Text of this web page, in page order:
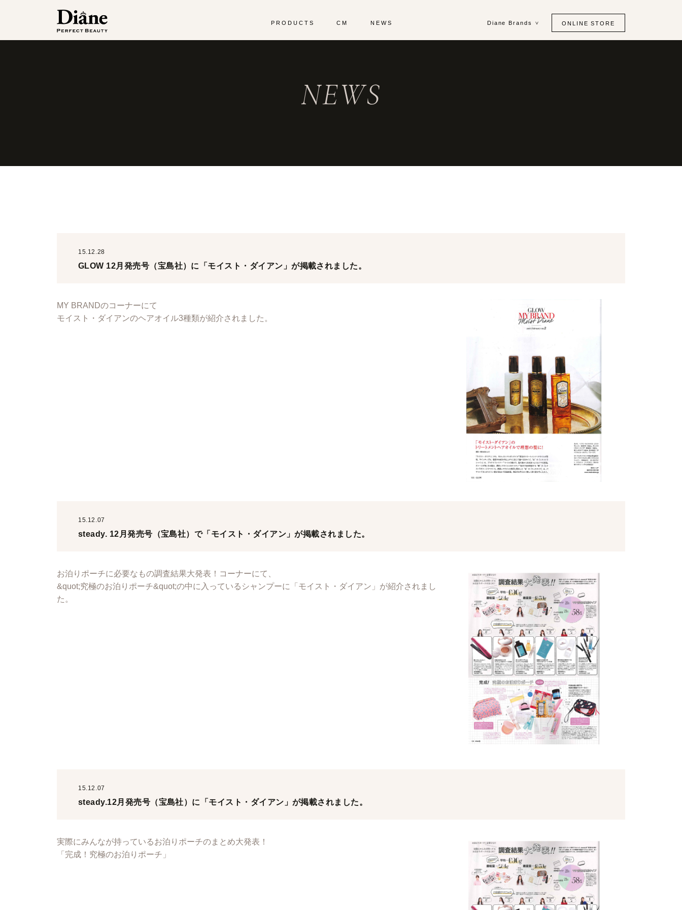
PRODUCTS CM NEWS Diane Brands ONLINE STORE
NEWS
15.12.28
GLOW 12月発売号（宝島社）に「モイスト・ダイアン」が掲載されました。
MY BRANDのコーナーにて
モイスト・ダイアンのヘアオイル3種類が紹介されました。
15.12.07
steady. 12月発売号（宝島社）で「モイスト・ダイアン」が掲載されました。
お泊りポーチに必要なもの調査結果大発表！コーナーにて、
&quot;究極のお泊りポーチ&quot;の中に入っているシャンプーに「モイスト・ダイアン」が紹介されまし
た。
15.12.07
steady.12月発売号（宝島社）に「モイスト・ダイアン」が掲載されました。
実際にみんなが持っているお泊りポーチのまとめ大発表！
「完成！究極のお泊りポーチ」